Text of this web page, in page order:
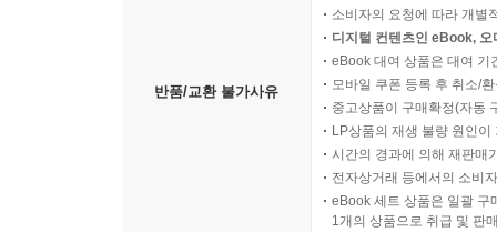
반품/교환 불가사유
소비자의 요청에 따라 개별
디지털 컨텐츠인 eBook,
eBook 대여 상품은 대여 기
모바일 쿠폰 등록 후 취소/
중고상품이 구매확정(자동
LP상품의 재생 불량 원인
시간의 경과에 의해 재판매
전자상거래 등에서의 소비
eBook 세트 상품은 일괄 구
1개의 상품으로 취급 및 판